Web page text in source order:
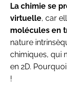
La chimie se
virtuelle, car
molécules en
nature
chimiques, qui
en 2D.
!